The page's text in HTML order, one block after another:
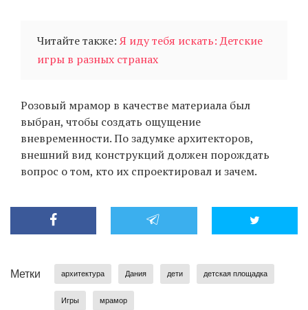
Читайте также:Я иду тебя искать: Детские
игры в разных странах
Розовый мрамор в качестве материала был
выбран, чтобы создать ощущение
вневременности. По задумке архитекторов,
внешний вид конструкций должен порождать
вопрос о том, кто их спроектировал и зачем.
Метки архитектура Дания дети детская площадка
Игры мрамор